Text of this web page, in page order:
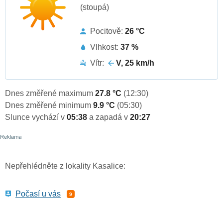
(stoupá)
Pocitově: 26 °C
Vlhkost: 37 %
Vítr:
V, 25 km/h
Dnes změřené maximum 27.8 °C (12:30)
Dnes změřené minimum 9.9 °C (05:30)
Slunce vychází v 05:38 a zapadá v 20:27
Nepřehlédněte z lokality Kasalice:
Počasí u vás 9